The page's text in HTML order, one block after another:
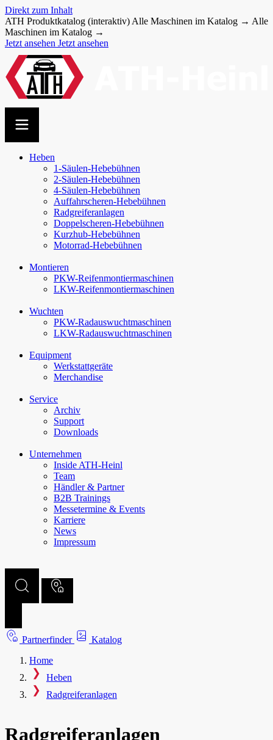
Direkt zum Inhalt
ATH Produktkatalog (interaktiv) Alle Maschinen im Katalog → Alle
Maschinen im Katalog →
Jetzt ansehen Jetzt ansehen
Heben
1-Säulen-Hebebühnen
2-Säulen-Hebebühnen
4-Säulen-Hebebühnen
Auffahr­scheren-​Hebebühnen
Radgreiferanlagen
Doppel­scheren-​Hebebühnen
Kurzhub-Hebebühnen
Motorrad-Hebebühnen
Montieren
PKW-Reifenmontiermaschinen
LKW-Reifenmontiermaschinen
Wuchten
PKW-Rad­auswucht­maschinen
LKW-Rad­auswucht­maschinen
Equipment
Werkstattgeräte
Merchandise
Service
Archiv
Support
Downloads
Unternehmen
Inside ATH-Heinl
Team
Händler & Partner
B2B Trainings
Messetermine & Events
Karriere
News
Impressum
Partnerfinder
Katalog
Home
Heben
Radgreifer­anlagen
Radgreifer­anlagen